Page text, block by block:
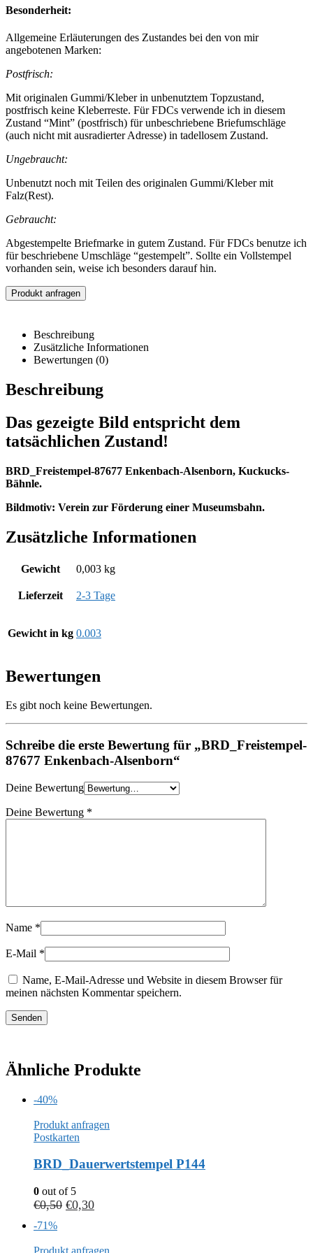
Besonderheit:
Allgemeine Erläuterungen des Zustandes bei den von mir
angebotenen Marken:
Postfrisch:
Mit originalen Gummi/Kleber in unbenutztem Topzustand,
postfrisch keine Kleberreste. Für FDCs verwende ich in diesem
Zustand “Mint” (postfrisch) für unbeschriebene Briefumschläge
(auch nicht mit ausradierter Adresse) in tadellosem Zustand.
Ungebraucht:
Unbenutzt noch mit Teilen des originalen Gummi/Kleber mit
Falz(Rest).
Gebraucht:
Abgestempelte Briefmarke in gutem Zustand. Für FDCs benutze ich
für beschriebene Umschläge “gestempelt”. Sollte ein Vollstempel
vorhanden sein, weise ich besonders darauf hin.
Produkt anfragen
Beschreibung
Zusätzliche Informationen
Bewertungen (0)
Beschreibung
Das gezeigte Bild entspricht dem
tatsächlichen Zustand!
BRD_Freistempel-87677 Enkenbach-Alsenborn, Kuckucks-
Bähnle.
Bildmotiv: Verein zur Förderung einer Museumsbahn.
Zusätzliche Informationen
Gewicht 0,003 kg
Lieferzeit 2-3 Tage
Gewicht in kg 0.003
Bewertungen
Es gibt noch keine Bewertungen.
Schreibe die erste Bewertung für „BRD_Freistempel-
87677 Enkenbach-Alsenborn“
Deine Bewertung
Deine Bewertung *
Name *
E-Mail *
Name, E-Mail-Adresse und Website in diesem Browser für
meinen nächsten Kommentar speichern.
Ähnliche Produkte
-40%
Produkt anfragen
Postkarten
BRD_Dauerwertstempel P144
0 out of 5
€0,50 €0,30
-71%